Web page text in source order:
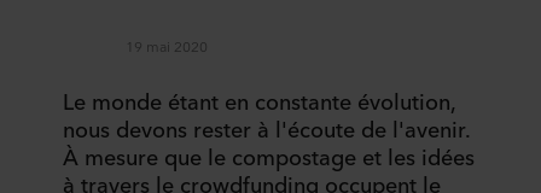
19 mai 2020
Le monde étant en constante évolution,
nous devons rester à l'écoute de l'avenir.
À mesure que le compostage et les idées
à travers le crowdfunding occupent le